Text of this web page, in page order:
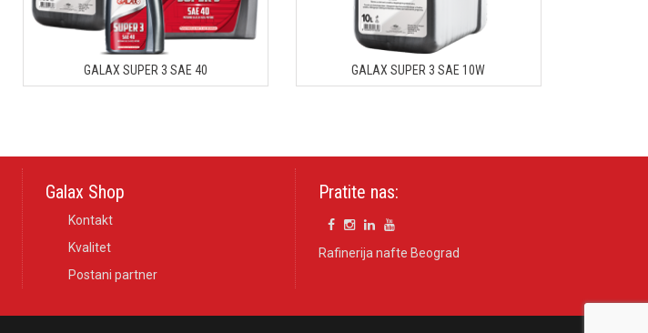
GALAX SUPER 3 SAE 40 GALAX SUPER 3 SAE 10W
Galax Shop
Kontakt
Kvalitet
Postani partner
Pratite nas:
Rafinerija nafte Beograd